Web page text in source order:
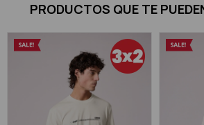
PRODUCTOS QUE TE